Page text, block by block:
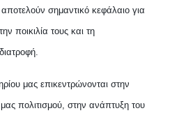
σημαντικό κεφάλαιο για
ποικιλία τους και τη
μας επικεντρώνονται στην
πολιτισμού, στην ανάπτυξη του